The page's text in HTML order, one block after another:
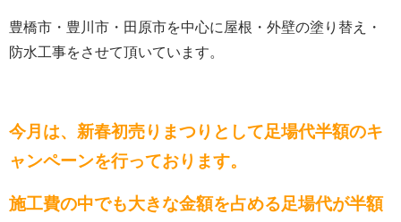
豊橋市・豊川市・田原市を中心に屋根・外壁の塗り替え・
防水工事をさせて頂いています。
今月は、新春初売りまつりとして足場代半額のキ
ャンペーンを行っております。
施工費の中でも大きな金額を占める足場代が半額